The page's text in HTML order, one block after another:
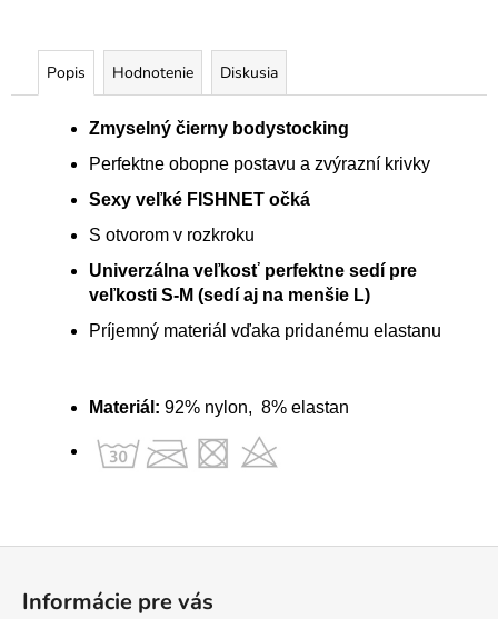
Popis Hodnotenie Diskusia
Zmyselný čierny bodystocking
Perfektne obopne postavu a zvýrazní krivky
Sexy veľké FISHNET očká
S otvorom v rozkroku
Univerzálna veľkosť perfektne sedí pre
veľkosti S-M (sedí aj na menšie L)
Príjemný materiál vďaka pridanému elastanu
Materiál: 92% nylon, 8% elastan
Informácie pre vás